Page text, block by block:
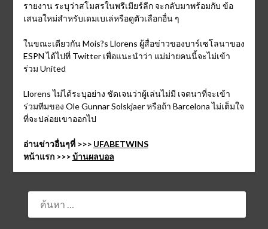
รายงาน ระบุว่าสโมสรในพรีเมียร์ลีก จะกลับมาพร้อมกับ ข้อ
เสนอใหม่สำหรับเดมเบเล่หรือดูตัวเลือกอื่น ๆ
ในขณะเดียวกัน Mois?s Llorens ผู้สื่อข่าวของบาร์เซโลนาของ
ESPN ได้ไปที่ Twitter เพื่อแนะนำว่า แม่ม่ายคนนี้จะไม่เข้า
ร่วม United
Llorens ไม่ได้ระบุอย่าง ชัดเจนว่าผู้เล่นไม่มี เจตนาที่จะเข้า
ร่วมทีมของ Ole Gunnar Solskjaer หรือถ้า Barcelona ไม่เต็มใจ
ที่จะปล่อยเขาออกไป
อ่านข่าวอื่นๆที่ >>> UFABETWINS
หน้าแรก >>>บ้านผลบอล
ค้นหา
สำหรับ: